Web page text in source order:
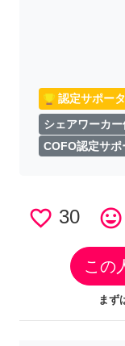
認定サポー
シェアワーカー
COFO認定サポ
favorite_border 30 tag_faces
この
まず